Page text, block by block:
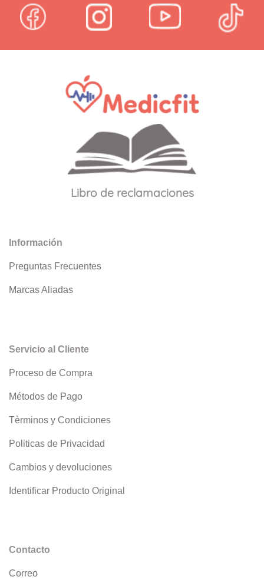
Libro de reclamaciones
Información
Preguntas Frecuentes
Marcas Aliadas
Servicio al Cliente
Proceso de Compra
Métodos de Pago
Tèrminos y Condiciones
Politicas de Privacidad
Cambios y devoluciones
Identificar Producto Original
Contacto
Correo